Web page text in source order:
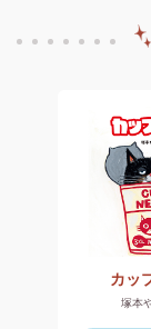
カッ
塚本